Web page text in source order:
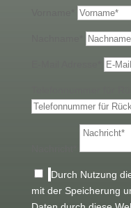
Durch Nutzung
mit der Speicherung